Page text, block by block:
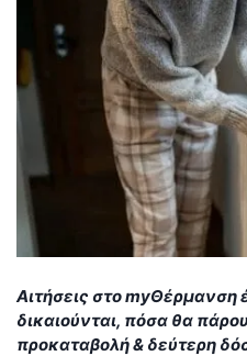
Αιτήσεις στο myΘέρμανση
δικαιούνται, πόσα θα
προκαταβολή & δεύτερη